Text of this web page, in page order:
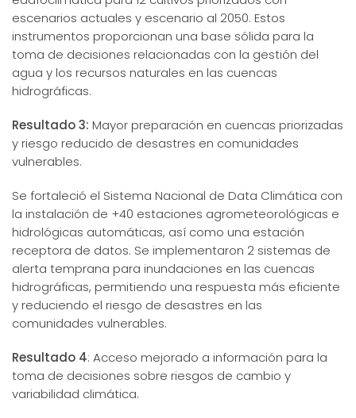
escenarios actuales y escenario al 2050. Estos
instrumentos proporcionan una base sólida para la
toma de decisiones relacionadas con la gestión del
agua y los recursos naturales en las cuencas
hidrográficas.
Resultado 3: Mayor preparación en cuencas priorizadas
y riesgo reducido de desastres en comunidades
vulnerables.
Se fortaleció el Sistema Nacional de Data Climática con
la instalación de +40 estaciones agrometeorológicas e
hidrológicas automáticas, así como una estación
receptora de datos. Se implementaron 2 sistemas de
alerta temprana para inundaciones en las cuencas
hidrográficas, permitiendo una respuesta más eficiente
y reduciendo el riesgo de desastres en las
comunidades vulnerables.
Resultado 4: Acceso mejorado a información para la
toma de decisiones sobre riesgos de cambio y
variabilidad climática.